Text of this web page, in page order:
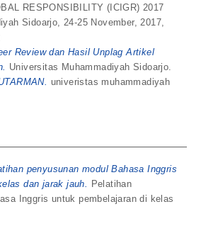
RESPONSIBILITY (ICIGR) 2017
Sidoarjo, 24-25 November, 2017,
Review dan Hasil Unplag Artikel
Universitas Muhammadiyah Sidoarjo.
univeristas muhammadiyah
penyusunan modul Bahasa Inggris
dan jarak jauh. Pelatihan
Inggris untuk pembelajaran di kelas